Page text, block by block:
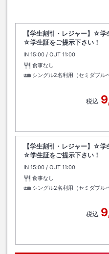
【学生割引・レジャー】☆
☆学生証をご提示下さい！
IN チェックイン
15:00 / OUT チェックアウト
11:00
食事なし
シングル2名利用（セミダブル
税込
【学生割引・レジャー】☆
☆学生証をご提示下さい！
IN チェックイン
15:00 / OUT チェックアウト
11:00
食事なし
シングル2名利用（セミダブル
税込